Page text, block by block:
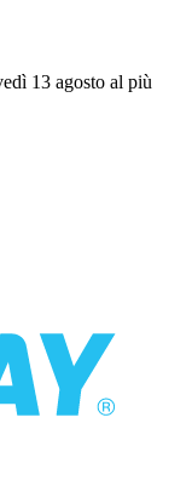
13 agosto al più